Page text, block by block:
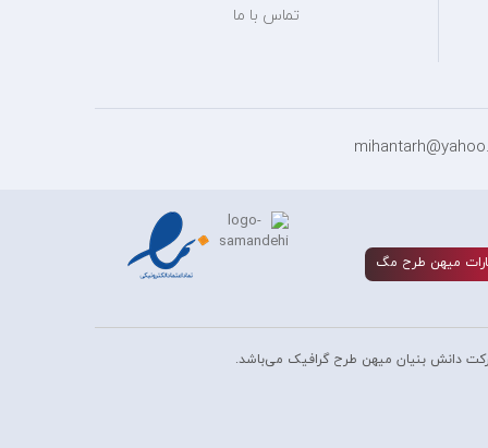
تماس با ما
ميهن طرح مگ
دانش بنیان میهن طرح گرافیک می‌باشد.